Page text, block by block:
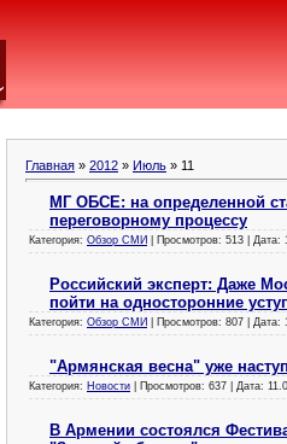
Главная » 2012 » Июль » 11
МГ ОБСЕ: на определенной
переговорному процессу
Категория: Обзор СМИ | Просмотров: 513 | Дата:
Российский эксперт: Даже
пойти на односторонние
Категория: Обзор СМИ | Просмотров: 807 | Дата:
"Армянская весна" уже
Категория: Новости | Просмотров: 637 | Дата:
В Армении состоялся